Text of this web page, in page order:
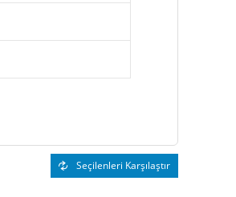
Seçilenleri Karşılaştır